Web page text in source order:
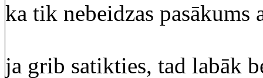
ka tik nebeidzas pasākums
ja grib satikties, tad labāk